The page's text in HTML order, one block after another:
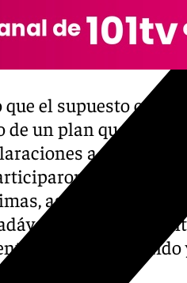
que el supuesto
de un plan que
a sus
también
así como en el
por lo